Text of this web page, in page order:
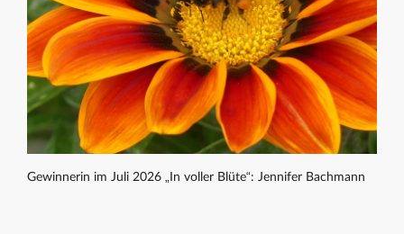
Gewinnerin im Juli 2026 „In voller Blüte“: Jennifer Bachmann